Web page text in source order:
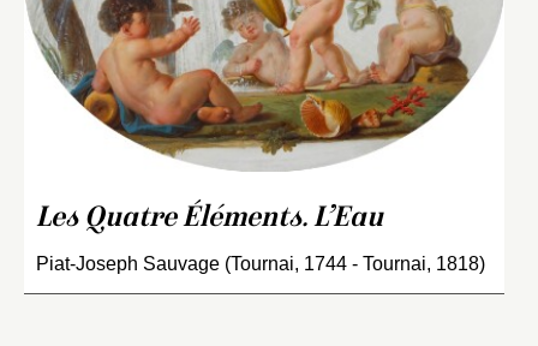
Les Quatre Éléments. L’Eau
Piat-Joseph Sauvage (Tournai, 1744 - Tournai, 1818)